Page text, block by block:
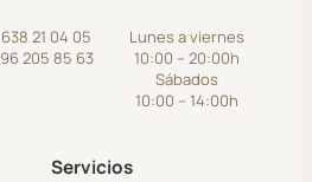
638 21 04 05
96 205 85 63
Lunes a viernes
10:00 – 20:00h
Sábados
10:00 – 14:00h
Servicios